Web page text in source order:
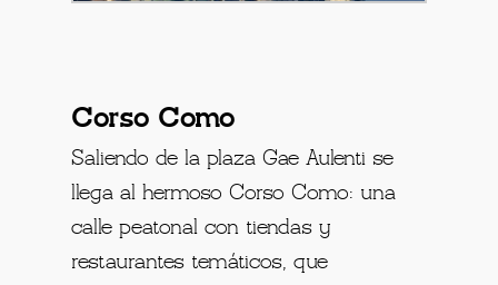
Corso Como
Saliendo de la plaza Gae Aulenti se
llega al hermoso Corso Como: una
calle peatonal con tiendas y
restaurantes temáticos, que